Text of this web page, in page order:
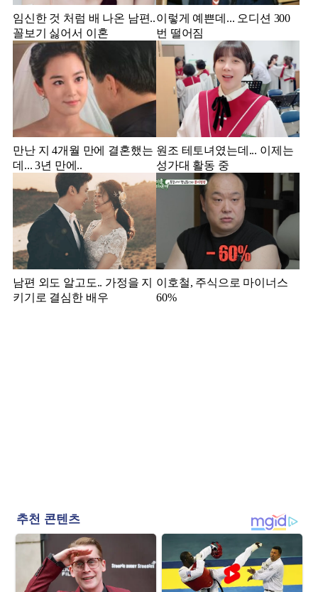
임신한 것 처럼 배 나온 남편..
꼴보기 싫어서 이혼
이렇게 예쁜데... 오디션 300
번 떨어짐
만난 지 4개월 만에 결혼했는
데... 3년 만에..
원조 테토녀였는데... 이제는
성가대 활동 중
남편 외도 알고도.. 가정을 지
키기로 결심한 배우
이호철, 주식으로 마이너스
60%